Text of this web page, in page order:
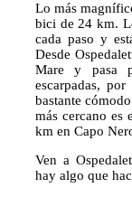
Lo más
bici de 24 km.
cada paso y
Desde
Mare y pasa
escarpadas,
bastante
más cercano es
km en Capo
Ven a
hay algo que